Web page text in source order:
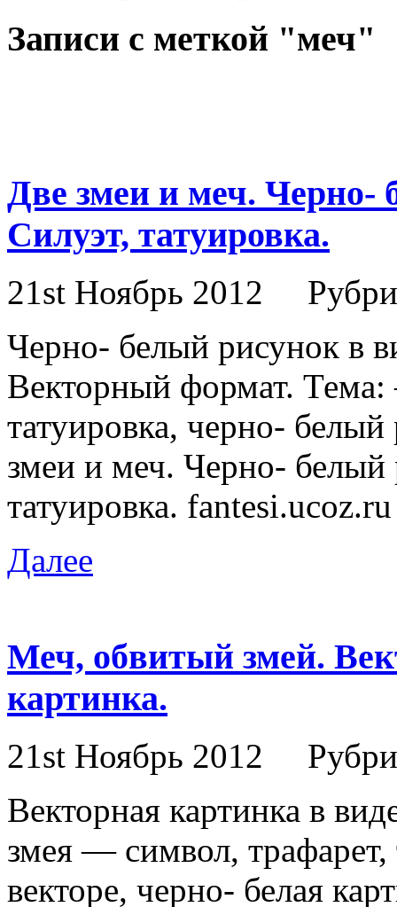
Записи с меткой "меч"
Две змеи и меч. Черно-
Силуэт, татуировка.
21st Ноябрь 2012
Черно- белый рисунок в
Векторный формат.
татуировка, черно-
змеи и меч. Черно- белый
татуировка.
Далее
Меч, обвитый змей.
картинка.
21st Ноябрь 2012
Векторная картинка в
змея — символ,
векторе, черно- белая